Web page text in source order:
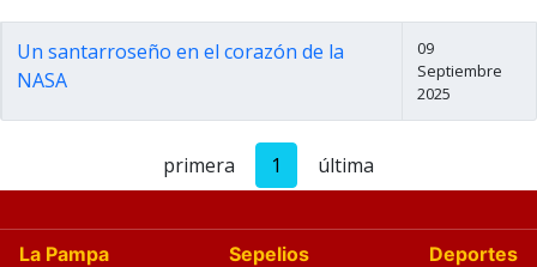
Un santarroseño en el corazón de la
NASA
09
Septiembre
2025
primera 1 última
La Pampa Sepelios
Deportes